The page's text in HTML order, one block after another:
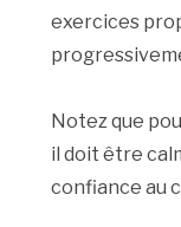
exercices
Notez que
il doit être
confiance au